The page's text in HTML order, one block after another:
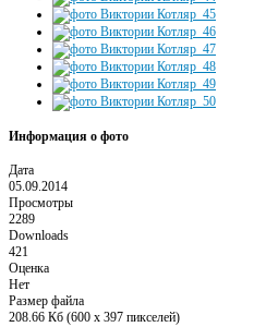
Информация о фото
Дата
05.09.2014
Просмотры
2289
Downloads
421
Оценка
Нет
Размер файла
208.66 Кб (600 x 397 пикселей)